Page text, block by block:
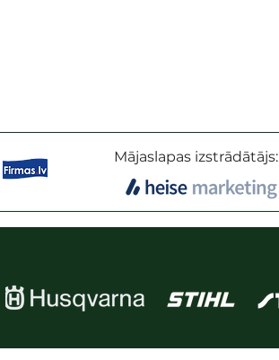
Mājaslapas izstrādātājs: